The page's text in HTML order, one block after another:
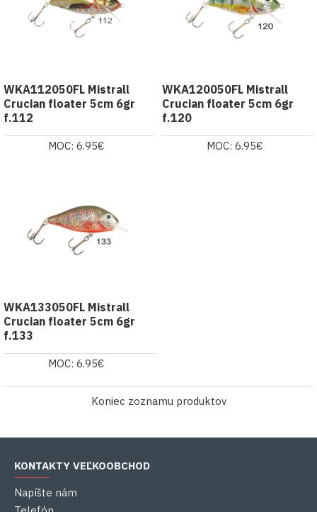
WKA112050FL Mistrall
Crucian floater 5cm 6gr
f.112
MOC: 6.95€
WKA120050FL Mistrall
Crucian floater 5cm 6gr
f.120
MOC: 6.95€
WKA133050FL Mistrall
Crucian floater 5cm 6gr
f.133
MOC: 6.95€
Koniec zoznamu produktov
KONTAKTY VEĽKOOBCHOD
Napíšte nám